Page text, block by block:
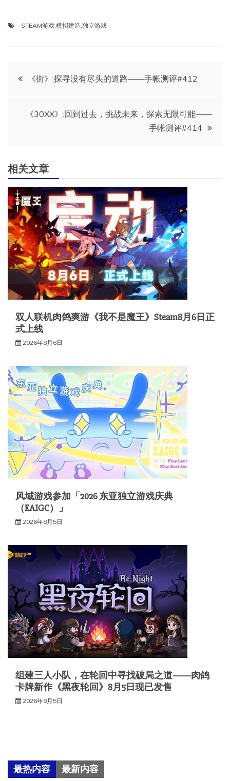
STEAM游戏 模拟建造 独立游戏
文
《街》:探寻没有尽头的道路——手帐测评#412
《30XX》:回到过去，挑战未来，探索无限可能——
手帐测评#414
相关文章
双人联机肉鸽爽游《我不是魔王》Steam8月6日正
式上线
2026年8月6日
风域游戏参加「2026 东亚独立游戏庆典
（EAIGC）」
2026年8月5日
组建三人小队，在轮回中寻找破局之道——肉鸽
卡牌新作《黑夜轮回》8月5日现已发售
2026年8月5日
最热内容 最新内容